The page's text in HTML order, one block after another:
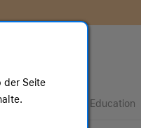
Retail Education
der Seite